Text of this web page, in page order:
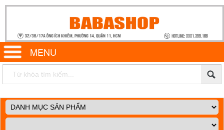
MENU